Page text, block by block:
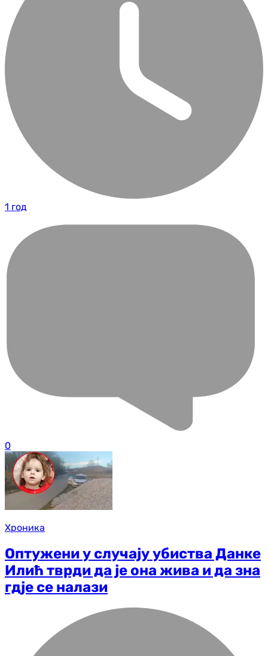
1 год
0
Хроника
Оптужени у случају убиства Данке
Илић тврди да је она жива и да зна
гд‌је се налази